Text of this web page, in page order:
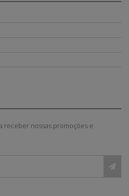
receber nossas promoções e